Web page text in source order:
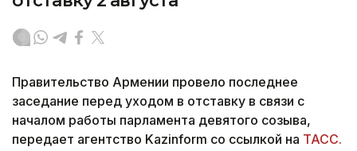
Правительство Армении провело последнее
заседание перед уходом в отставку в связи с
началом работы парламента девятого созыва,
передает агентство Kazinform со ссылкой на ТАСС.